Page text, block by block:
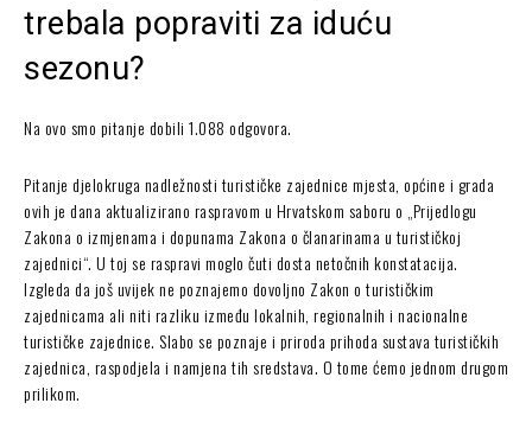
trebala popraviti za iduću
sezonu?
Na ovo smo pitanje dobili 1.088 odgovora.
Pitanje djelokruga nadležnosti turističke zajednice mjesta, općine i grada
ovih je dana aktualizirano raspravom u Hrvatskom saboru o „Prijedlogu
Zakona o izmjenama i dopunama Zakona o članarinama u turističkoj
zajednici“. U toj se raspravi moglo čuti dosta netočnih konstatacija.
Izgleda da još uvijek ne poznajemo dovoljno Zakon o turističkim
zajednicama ali niti razliku između lokalnih, regionalnih i nacionalne
turističke zajednice. Slabo se poznaje i priroda prihoda sustava turističkih
zajednica, raspodjela i namjena tih sredstava. O tome ćemo jednom drugom
prilikom.